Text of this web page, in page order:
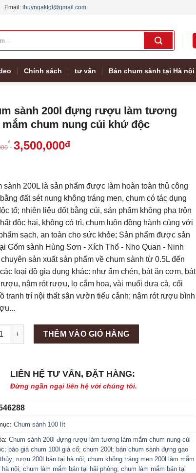
Email: thuyngaktgt@gmail.com
Chính sách tư vấn Bán chum sành tại Hà nội
sành 200l đựng rượu làm tương
mắm chum nung củi khử độc
đ 3,500,000đ
sành 200L là sản phẩm được làm hoàn toàn thủ công
đất sét nung không tráng men, chum có tác dụng
tố; nhiên liệu đốt bằng củi, sản phẩm không pha trộn
độc hại, không có trì, chum luôn đồng hành cùng với
sạch, an toàn cho sức khỏe; Sản phẩm được sản
Gốm sành Hùng Sơn - Xích Thổ - Nho Quan - Ninh
sản xuất sản phẩm về chum sành từ 0.5L đến
loại đồ gia dụng khác: như ấm chén, bát ăn cơm, bát
nậm rót rượu, lọ cắm hoa, vài muối dưa cà, cối
tranh trí nội thất sân vườn tiểu cảnh; nậm rót rượu bình
đá viên Scotsman NW458AS số lượng
THÊM VÀO GIỎ HÀNG
LIÊN HỆ TƯ VẤN, ĐẶT HÀNG:
Đừng ngần ngại liên hệ với chúng tôi.
Chum sành 100 lít
Chum sành 200l đựng rượu làm tương làm mắm chum nung củi
báo giá chum 100l giả cổ; chum 200l; bán chum sành đựng gạo
rượu 200l bán tại hà nội; chum không tráng men 200l làm mắm
hà nội; chum làm mắm bán tại hải phòng; chum làm mắm bán tại